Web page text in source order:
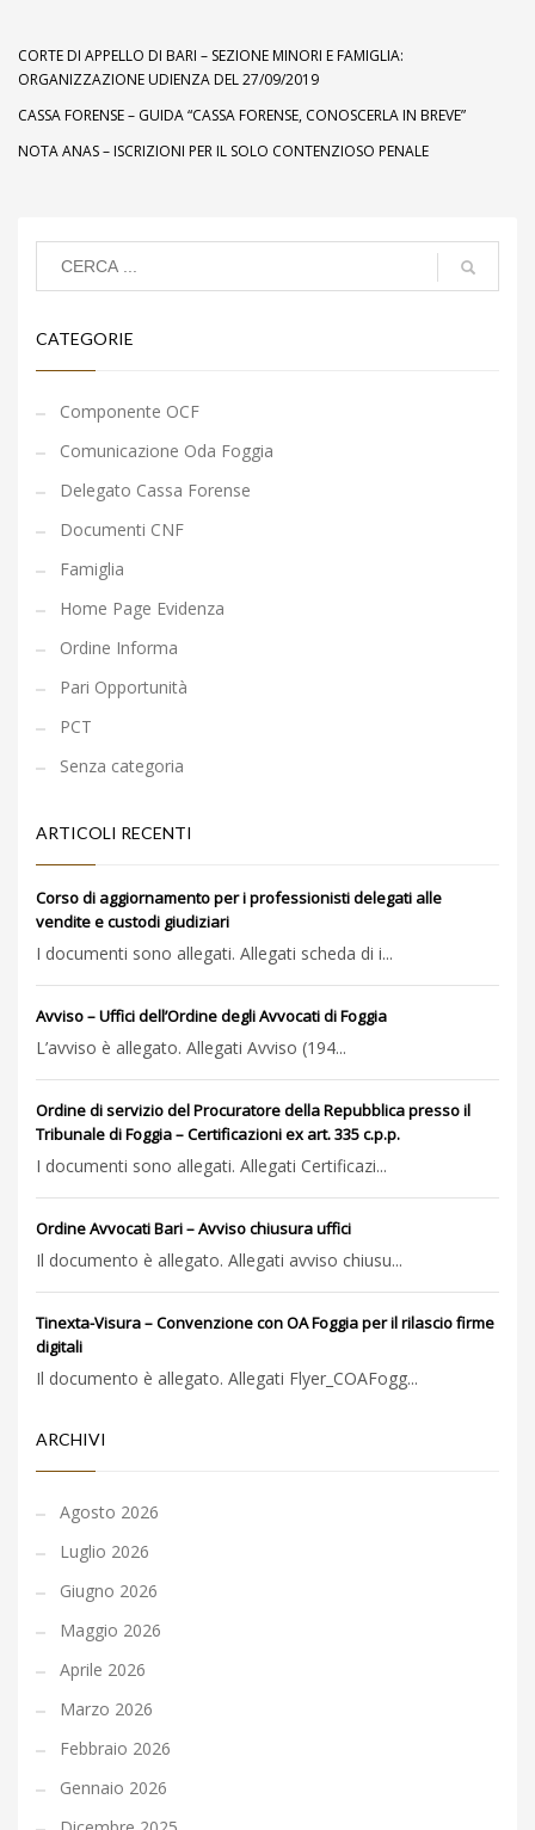
CORTE DI APPELLO DI BARI – SEZIONE MINORI E FAMIGLIA:
ORGANIZZAZIONE UDIENZA DEL 27/09/2019
CASSA FORENSE – GUIDA “CASSA FORENSE, CONOSCERLA IN BREVE”
NOTA ANAS – ISCRIZIONI PER IL SOLO CONTENZIOSO PENALE
CATEGORIE
Componente OCF
Comunicazione Oda Foggia
Delegato Cassa Forense
Documenti CNF
Famiglia
Home Page Evidenza
Ordine Informa
Pari Opportunità
PCT
Senza categoria
ARTICOLI RECENTI
Corso di aggiornamento per i professionisti delegati alle
vendite e custodi giudiziari
I documenti sono allegati. Allegati scheda di i...
Avviso – Uffici dell’Ordine degli Avvocati di Foggia
L’avviso è allegato. Allegati Avviso (194...
Ordine di servizio del Procuratore della Repubblica presso il
Tribunale di Foggia – Certificazioni ex art. 335 c.p.p.
I documenti sono allegati. Allegati Certificazi...
Ordine Avvocati Bari – Avviso chiusura uffici
Il documento è allegato. Allegati avviso chiusu...
Tinexta-Visura – Convenzione con OA Foggia per il rilascio firme
digitali
Il documento è allegato. Allegati Flyer_COAFogg...
ARCHIVI
Agosto 2026
Luglio 2026
Giugno 2026
Maggio 2026
Aprile 2026
Marzo 2026
Febbraio 2026
Gennaio 2026